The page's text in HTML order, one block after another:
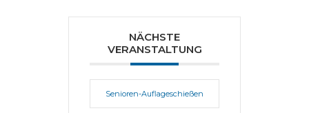
NÄCHSTE
VERANSTALTUNG
Senioren-Auflageschießen